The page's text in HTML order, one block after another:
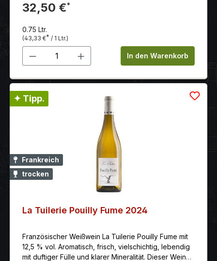
32,50 €*
0.75 Ltr.
(43,33 €* / 1 Ltr.)
Produkt Anzahl: Gib denIn den Warenkorb
✦ Tipp.
Frankreich
trocken
La Tuilerie Pouilly Fume 2024
Französischer Weißwein La Tuilerie Pouilly Fume mit
12,5 % vol. Aromatisch, frisch, vielschichtig, lebendig
mit duftiger Fülle und klarer Mineralität. Dieser Wein